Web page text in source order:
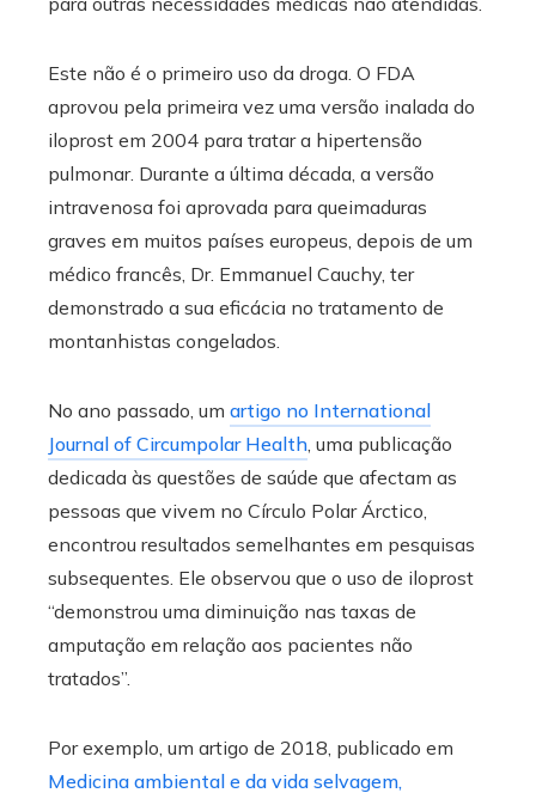
Este não é o primeiro uso da droga. O FDA
aprovou pela primeira vez uma versão inalada do
iloprost em 2004 para tratar a hipertensão
pulmonar. Durante a última década, a versão
intravenosa foi aprovada para queimaduras
graves em muitos países europeus, depois de um
médico francês, Dr. Emmanuel Cauchy, ter
demonstrado a sua eficácia no tratamento de
montanhistas congelados.
No ano passado, um artigo no International
Journal of Circumpolar Health, uma publicação
dedicada às questões de saúde que afectam as
pessoas que vivem no Círculo Polar Árctico,
encontrou resultados semelhantes em pesquisas
subsequentes. Ele observou que o uso de iloprost
“demonstrou uma diminuição nas taxas de
amputação em relação aos pacientes não
tratados”.
Por exemplo, um artigo de 2018, publicado em
Medicina ambiental e da vida selvagem,